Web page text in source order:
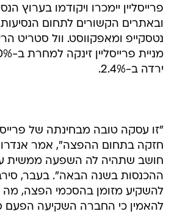
ובאתרים הקשורים לתחום
נטסקייפ ומאפקווסט. וול סטריט
ירדה ב-2.4%.
"זו עסקה טובה מבחינתה של
חזקה בתחום ההפצה", אמר
חושב שתהיה לה השפעה ממשית
ההכנסות בשנה הבאה". בעבר,
להשקיע מזומן בהסכמי הפצה, מה
להאמין כי החברה השקיעה הפעם